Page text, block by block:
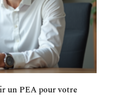
un PEA pour votre